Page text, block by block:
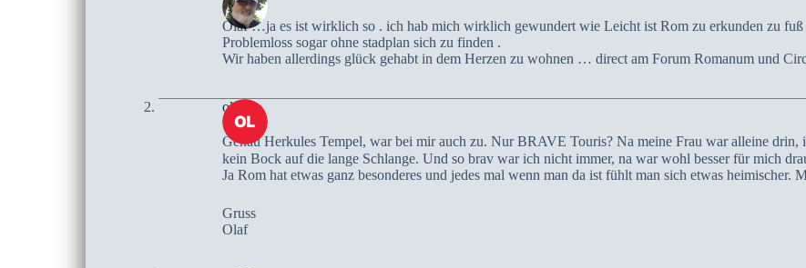
Olaf …ja es ist wirklich so . ich hab mich wirklich gewundert wie Leicht ist Rom zu erkunden zu fuß
Problemloss sogar ohne stadplan sich zu finden .
Wir haben allerdings glück gehabt in dem Herzen zu wohnen … direct am Forum Romanum und
olaf
Genau Herkules Tempel, war bei mir auch zu. Nur BRAVE Touris? Na meine Frau war alleine drin,
kein Bock auf die lange Schlange. Und so brav war ich nicht immer, na war wohl besser für mich
Ja Rom hat etwas ganz besonderes und jedes mal wenn man da ist fühlt man sich etwas heimischer.
Gruss
Olaf